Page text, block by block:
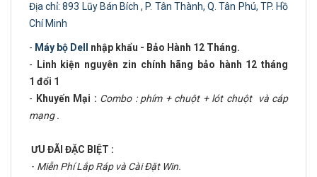
Địa chỉ: 893 Lũy Bán Bích , P. Tân Thành, Q. Tân Phú, TP. Hồ
Chí Minh
- Máy bộ Dell
nhập khẩu - Bảo Hành 12 Tháng.
-
Linh kiện nguyên zin chính hãng bảo hành 12 tháng
1 đổi 1
- Khuyến Mại : Combo : phím + chuột + lót chuột và cáp
mạng .
ƯU ĐÃI ĐẶC BIỆT :
- Miễn Phí Lắp Ráp và Cài Đặt Win.